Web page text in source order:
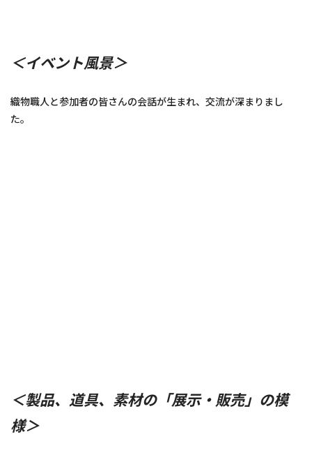
＜イベント風景＞
織物職人と参加者の皆さんの会話が生まれ、交流が深まりまし
た。
＜製品、道具、素材の「展示・販売」の模
様＞